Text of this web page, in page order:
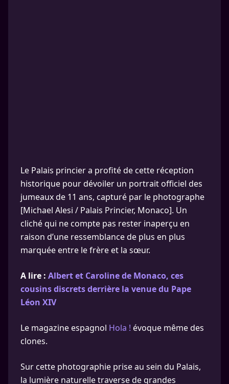
Le Palais princier a profité de cette réception
historique pour dévoiler un portrait officiel des
jumeaux de 11 ans, capturé par le photographe
[Michael Alesi / Palais Princier, Monaco]. Un
cliché qui ne compte pas rester inaperçu en
raison d’une ressemblance de plus en plus
marquée entre le frère et la sœur.
A lire : Albert et Caroline de Monaco, ces
cousins discrets derrière la venue du Pape
Léon XIV
Le magazine espagnol Hola ! évoque même des
clones.
Sur cette photographie prise au sein du Palais,
la lumière naturelle traverse de grandes